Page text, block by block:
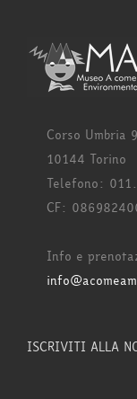
Corso Umbria
10144 Torino
Telefono:
CF:
Info e
ISCRIVITI ALLA